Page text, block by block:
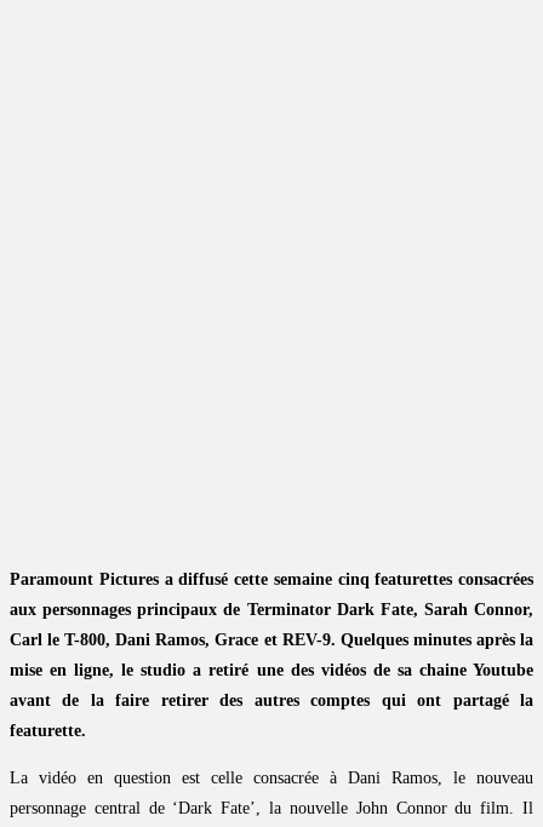
Paramount Pictures a diffusé cette semaine cinq featurettes consacrées
aux personnages principaux de Terminator Dark Fate, Sarah Connor,
Carl le T-800, Dani Ramos, Grace et REV-9. Quelques minutes après la
mise en ligne, le studio a retiré une des vidéos de sa chaine Youtube
avant de la faire retirer des autres comptes qui ont partagé la
featurette.
La vidéo en question est celle consacrée à Dani Ramos, le nouveau
personnage central de ‘Dark Fate’, la nouvelle John Connor du film. Il